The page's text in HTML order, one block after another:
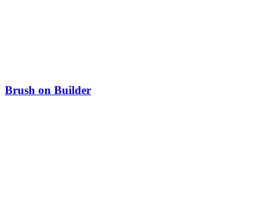
Brush on Builder